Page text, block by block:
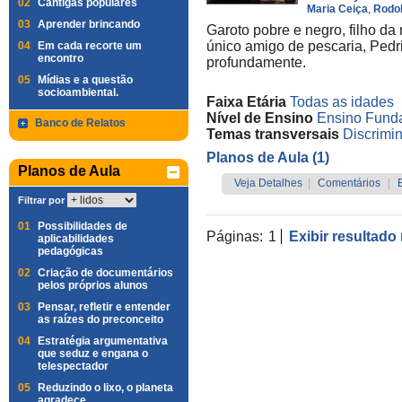
02 Cantigas populares
03 Aprender brincando
04
Em cada recorte um
encontro
05
Mídias e a questão
socioambiental.
Banco de Relatos
Planos de Aula
Filtrar por
01
Possibilidades de
aplicabilidades
pedagógicas
02 Criação de documentários
pelos próprios alunos
03
Pensar, refletir e entender
as raízes do preconceito
04
Estratégia argumentativa
que seduz e engana o
telespectador
05
Reduzindo o lixo, o planeta
Maria Ceiça,
Garoto pobre e negro, filho
único amigo de pescaria,
profundamente.
Faixa Etária Todas as idades
Nível de Ensino Ensino
Temas transversais
Planos de Aula (1)
Veja Detalhes Comentários
Páginas: 1 Exibir resultado